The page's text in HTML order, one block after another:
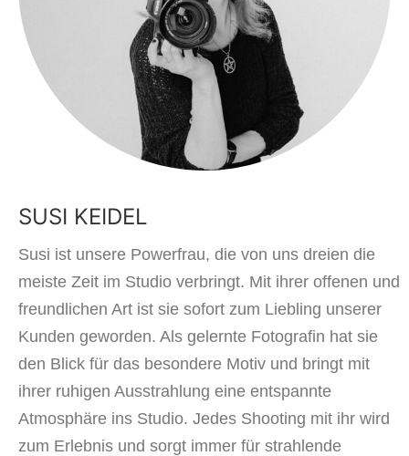
SUSI KEIDEL
Susi ist unsere Powerfrau, die von uns dreien die
meiste Zeit im Studio verbringt. Mit ihrer offenen und
freundlichen Art ist sie sofort zum Liebling unserer
Kunden geworden. Als gelernte Fotografin hat sie
den Blick für das besondere Motiv und bringt mit
ihrer ruhigen Ausstrahlung eine entspannte
Atmosphäre ins Studio. Jedes Shooting mit ihr wird
zum Erlebnis und sorgt immer für strahlende